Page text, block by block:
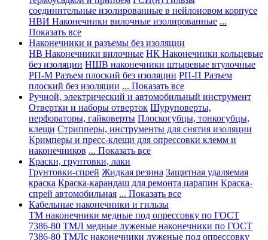
соединительные изолированные в нейлоновом корпусе
НВИ Наконечники вилочные изолированные ...
Показать все
Наконечники и разъемы без изоляции
НВ Наконечники вилочные НК Наконечники кольцевые
без изоляции НШВ наконечники штыревые втулочные
РП-М Разъем плоский без изоляции РП-П Разъем
плоский без изоляции ... Показать все
Ручной, электрический и автомобильный инструмент
Отвертки и наборы отверток Шуруповерты,
перфораторы, гайковерты Плоскогубцы, тонкогубцы,
клещи Стрипперы, инструменты для снятия изоляции
Кримперы и пресс-клещи для опрессовки клемм и
наконечников ... Показать все
Краски, грунтовки, лаки
Грунтовки-спрей Жидкая резина Защитная удаляемая
краска Краска-карандаш для ремонта царапин Краска-
спрей автомобильная ... Показать все
Кабельные наконечники и гильзы
ТМ наконечники медные под опрессовку по ГОСТ
7386-80 ТМЛ медные луженые наконечники по ГОСТ
7386-80 ТМЛс наконечники луженые под опрессовку